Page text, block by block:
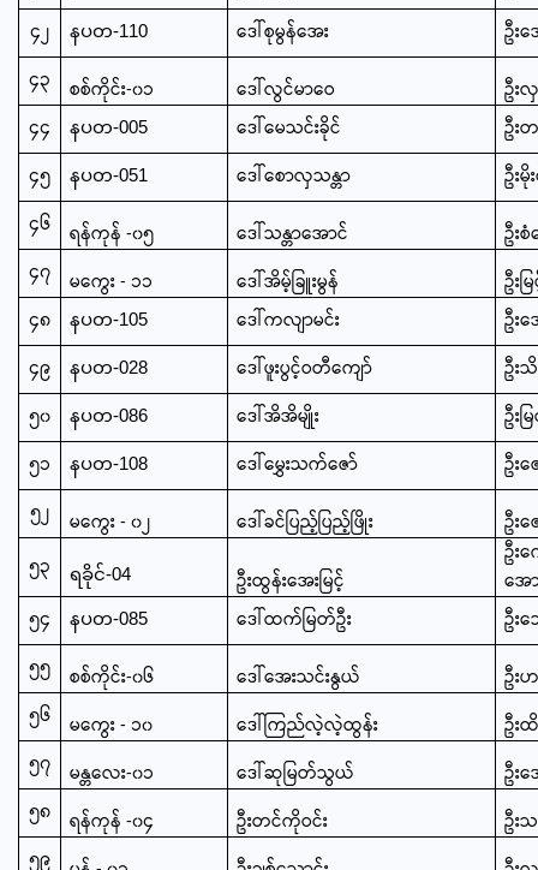
၄၂
နပတ-110 ဒေါ်စုမွန်အေး
ဦး
၄၃
စစ်ကိုင်း-၀၁ ဒေါ်လွင်မာဝေ
ဦး
၄၄
နပတ-005 ဒေါ်မေသင်းခိုင်
ဦး
၄၅
နပတ-051 ဒေါ်စောလှသန္တာ
ဦးမို
၄၆
ရန်ကုန် -၀၅ ဒေါ်သန္တာအောင်
ဦး
၄၇
မကွေး - ၁၁ ဒေါ်အိမ့်ခြူးမွန်
ဦးမ
၄၈
နပတ-105 ဒေါ်ကလျာမင်း
ဦး
၄၉
နပတ-028 ဒေါ်ဖူးပွင့်ဝတီကျော်
ဦး
၅၀
နပတ-086 ဒေါ်အိအိမျိုး
ဦး
၅၁
နပတ-108 ဒေါ်မွှေးသက်ဇော်
ဦးဇ
၅၂
မကွေး - ၀၂ ဒေါ်ခင်ပြည့်ပြည့်ဖြိုး
ဦး
၅၃
ရခိုင်-04 ဦးထွန်းအေးမြင့်
ဦး
အေ
၅၄
နပတ-085 ဒေါ်ထက်မြတ်ဦး
ဦးသ
၅၅
စစ်ကိုင်း-၀၆ ဒေါ်အေးသင်းနွယ်
ဦး
၅၆
မကွေး - ၁၀ ဒေါ်ကြည်လဲ့လဲ့ထွန်း
ဦး
၅၇
မန္တလေး-၀၁ ဒေါ်ဆုမြတ်သွယ်
ဦး
၅၈
ရန်ကုန် -၀၄ ဦးတင်ကိုဝင်း
ဦး
၅၉